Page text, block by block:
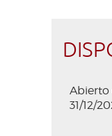
Abierto
31/12/